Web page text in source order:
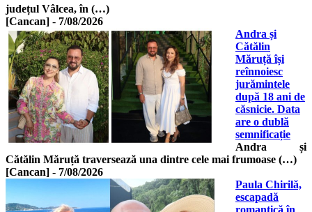
județul Vâlcea, în (…)
[Cancan] - 7/08/2026
Andra și
Cătălin
Măruță își
reînnoiesc
jurămintele
după 18 ani de
căsnicie. Data
are o dublă
semnificație
Andra și
Cătălin Măruță traversează una dintre cele mai frumoase (…)
[Cancan] - 7/08/2026
Paula Chirilă,
escapadă
romantică în